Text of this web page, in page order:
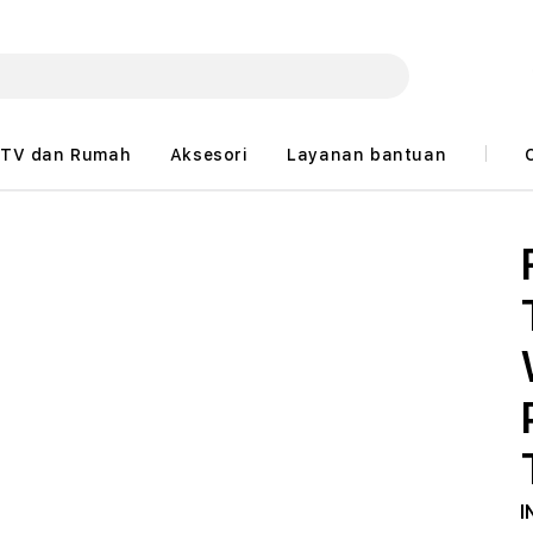
TV dan Rumah Aksesori Layanan bantuan